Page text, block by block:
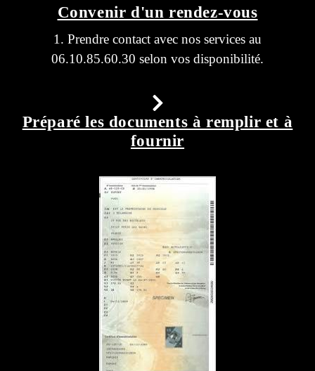
Convenir d'un rendez-vous
1. Prendre contact avec nos services au
06.10.85.60.30 selon vos disponibilité.
Préparé les documents à remplir et à
fournir